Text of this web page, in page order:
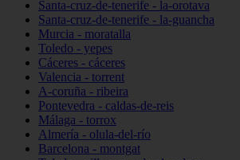
Santa-cruz-de-tenerife - la-orotava
Santa-cruz-de-tenerife - la-guancha
Murcia - moratalla
Toledo - yepes
Cáceres - cáceres
Valencia - torrent
A-coruña - ribeira
Pontevedra - caldas-de-reis
Málaga - torrox
Almería - olula-del-río
Barcelona - montgat